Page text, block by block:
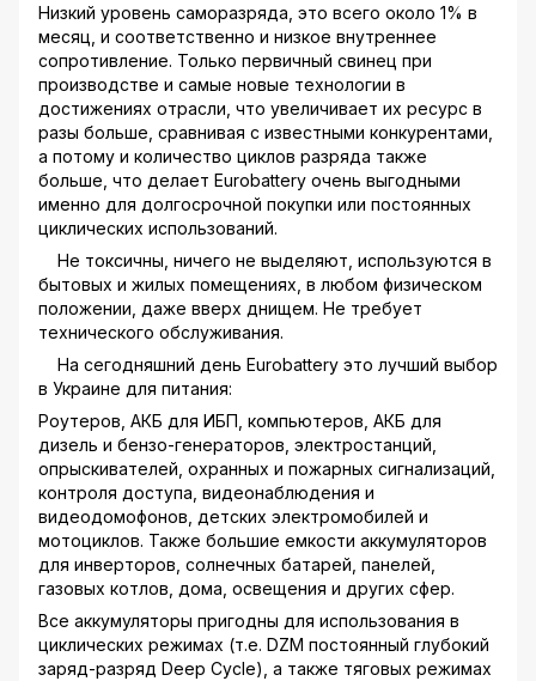
Низкий уровень саморазряда, это всего около 1% в
месяц, и соответственно и низкое внутреннее
сопротивление. Только первичный свинец при
производстве и самые новые технологии в
достижениях отрасли, что увеличивает их ресурс в
разы больше, сравнивая с известными конкурентами,
а потому и количество циклов разряда также
больше, что делает Eurobattery очень выгодными
именно для долгосрочной покупки или постоянных
циклических использований.
Не токсичны, ничего не выделяют, используются в
бытовых и жилых помещениях, в любом физическом
положении, даже вверх днищем. Не требует
технического обслуживания.
На сегодняшний день Eurobattery это лучший выбор
в Украине для питания:
Роутеров, АКБ для ИБП, компьютеров, АКБ для
дизель и бензо-генераторов, электростанций,
опрыскивателей, охранных и пожарных сигнализаций,
контроля доступа, видеонаблюдения и
видеодомофонов, детских электромобилей и
мотоциклов. Также большие емкости аккумуляторов
для инверторов, солнечных батарей, панелей,
газовых котлов, дома, освещения и других сфер.
Все аккумуляторы пригодны для использования в
циклических режимах (т.е. DZM постоянный глубокий
заряд-разряд Deep Cycle), а также тяговых режимах